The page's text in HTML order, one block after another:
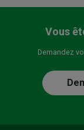
Vous
Demandez